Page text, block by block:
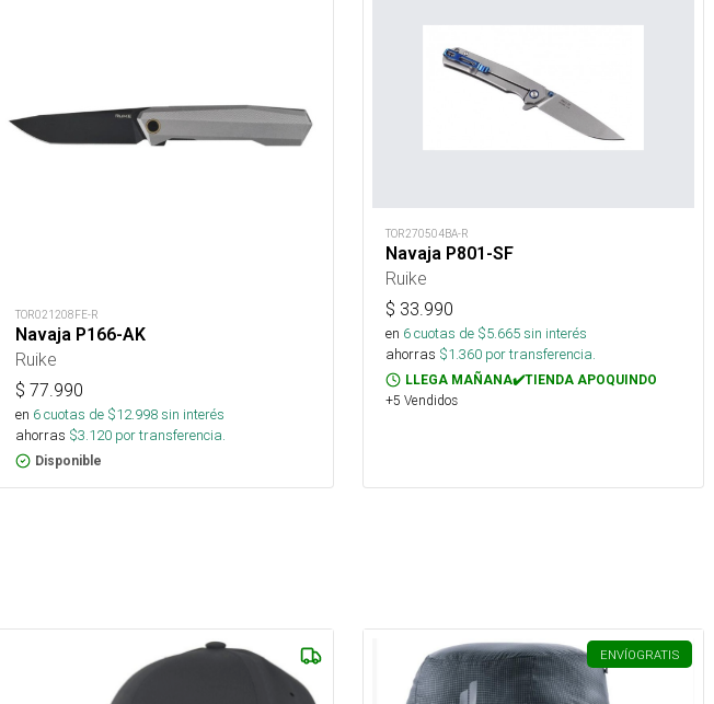
TOR021208FE-R
Navaja P166-AK
Ruike
$ 77.990
en 6cuotas de $12.998sin interés
ahorras $3.120 por transferencia.
Disponible
TOR270504BA-R
Navaja P801-SF
Ruike
$ 33.990
en 6cuotas de $5.665sin interés
ahorras $1.360 por transferencia.
LLEGA MAÑANA✔️TIENDA APOQUINDO
+5 Vendidos
ENVÍOGRATIS